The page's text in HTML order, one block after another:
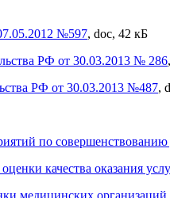
№597, doc, 42 кБ
РФ от 30.03.2013 № 286
РФ от 30.03.2013 №487,
по
качества оказания
медицинских организаций